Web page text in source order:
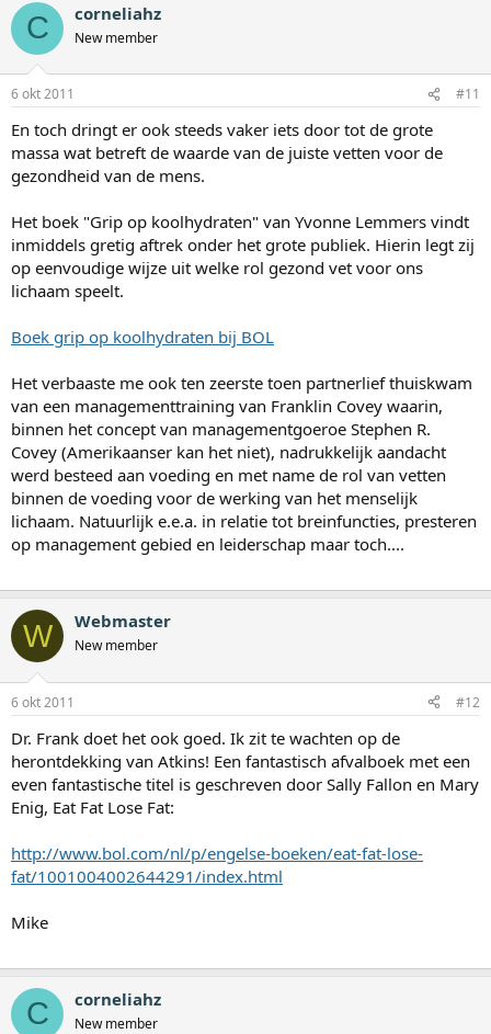
C corneliahz
New member
6 okt 2011 #11
En toch dringt er ook steeds vaker iets door tot de grote
massa wat betreft de waarde van de juiste vetten voor de
gezondheid van de mens.
Het boek "Grip op koolhydraten" van Yvonne Lemmers vindt
inmiddels gretig aftrek onder het grote publiek. Hierin legt zij
op eenvoudige wijze uit welke rol gezond vet voor ons
lichaam speelt.
Boek grip op koolhydraten bij BOL
Het verbaaste me ook ten zeerste toen partnerlief thuiskwam
van een managementtraining van Franklin Covey waarin,
binnen het concept van managementgoeroe Stephen R.
Covey (Amerikaanser kan het niet), nadrukkelijk aandacht
werd besteed aan voeding en met name de rol van vetten
binnen de voeding voor de werking van het menselijk
lichaam. Natuurlijk e.e.a. in relatie tot breinfuncties, presteren
op management gebied en leiderschap maar toch....
W Webmaster
New member
6 okt 2011 #12
Dr. Frank doet het ook goed. Ik zit te wachten op de
herontdekking van Atkins! Een fantastisch afvalboek met een
even fantastische titel is geschreven door Sally Fallon en Mary
Enig, Eat Fat Lose Fat:
http://www.bol.com/nl/p/engelse-boeken/eat-fat-lose-
fat/1001004002644291/index.html
Mike
C corneliahz
New member